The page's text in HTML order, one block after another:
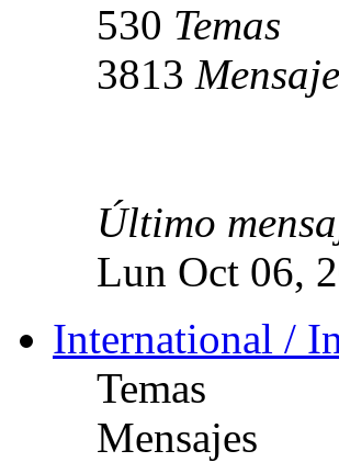
530 Temas
3813
Último
Lun Oct 06,
International /
Temas
Mensajes